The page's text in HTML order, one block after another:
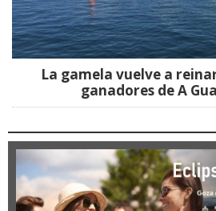
La gamela vuelve a
ganadores de A